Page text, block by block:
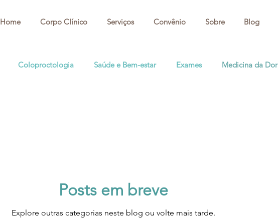
Home Corpo Clínico Serviços Convênio Sobre Blog
Coloproctologia Saúde e Bem-estar Exames Medicina da Dor
Posts em breve
Explore outras categorias neste blog ou volte mais tarde.